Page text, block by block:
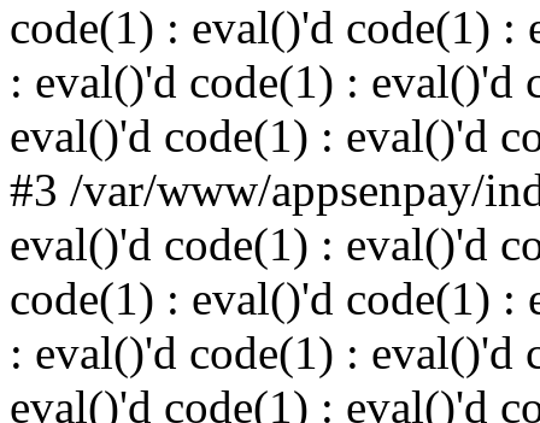
code(1) : eval()'d code(1) :
: eval()'d code(1) : eval()'d
eval()'d code(1) : eval()'d
#3 /var/www/appsenpay/
eval()'d code(1) : eval()'d
code(1) : eval()'d code(1) :
: eval()'d code(1) : eval()'d
eval()'d code(1) : eval()'d